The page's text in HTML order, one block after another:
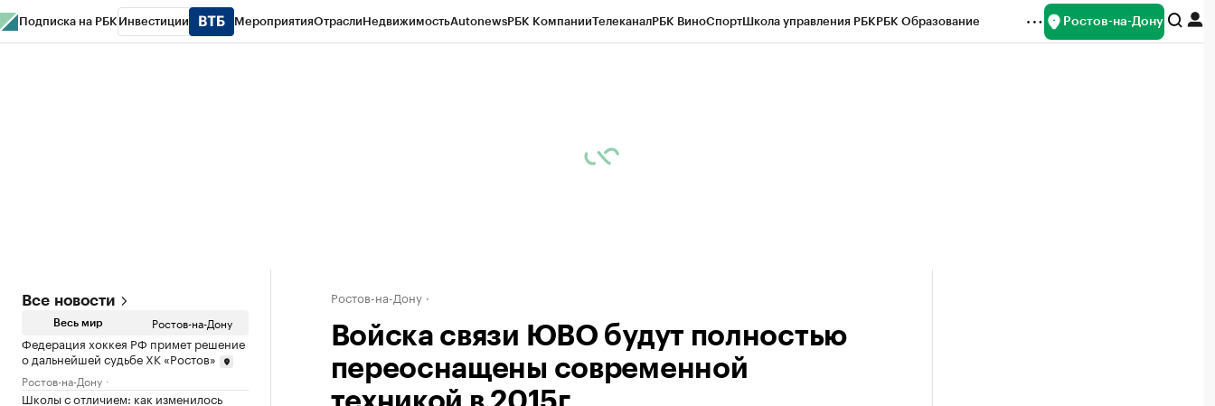
Подписка на РБК Инвестиции МероприятияОтраслиНедвижимостьAutonewsРБК КомпанииТелеканалРБК ВиноСпортШкола управления РБКРБК Образование Ростов-на-Дону
Все новости
Весь мир Ростов-на-Дону
Федерация хоккея РФ примет решение
о дальнейшей судьбе ХК «Ростов»
Ростов-на-Дону
Школы с отличием: как изменилось
Ростов-на-Дону
Войска связи ЮВО будут полностью
переоснащены современной